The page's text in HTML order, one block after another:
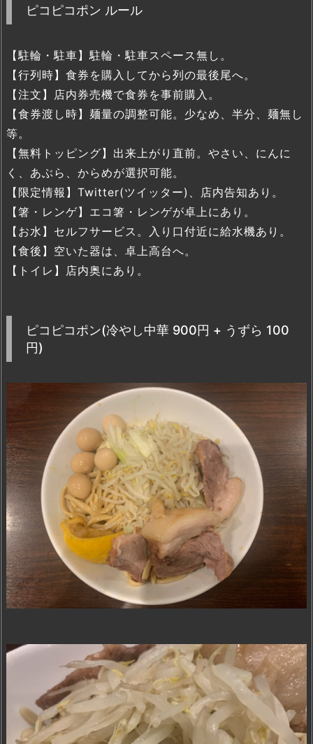
ピコピコポン ルール
【駐輪・駐車】駐輪・駐車スペース無し。
【行列時】食券を購入してから列の最後尾へ。
【注文】店内券売機で食券を事前購入。
【食券渡し時】麺量の調整可能。少なめ、半分、麺無し
等。
【無料トッピング】出来上がり直前。やさい、にんに
く、あぶら、からめが選択可能。
【限定情報】Twitter(ツイッター)、店内告知あり。
【箸・レンゲ】エコ箸・レンゲが卓上にあり。
【お水】セルフサービス。入り口付近に給水機あり。
【食後】空いた器は、卓上高台へ。
【トイレ】店内奥にあり。
ピコピコポン(冷やし中華 900円 + うずら 100
円)